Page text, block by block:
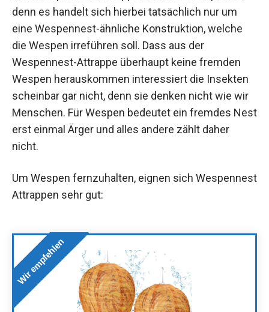
denn es handelt sich hierbei tatsächlich nur um
eine Wespennest-ähnliche Konstruktion, welche
die Wespen irreführen soll. Dass aus der
Wespennest-Attrappe überhaupt keine fremden
Wespen herauskommen interessiert die Insekten
scheinbar gar nicht, denn sie denken nicht wie wir
Menschen. Für Wespen bedeutet ein fremdes Nest
erst einmal Ärger und alles andere zählt daher
nicht.
Um Wespen fernzuhalten, eignen sich Wespennest
Attrappen sehr gut:
Wir empfehlen